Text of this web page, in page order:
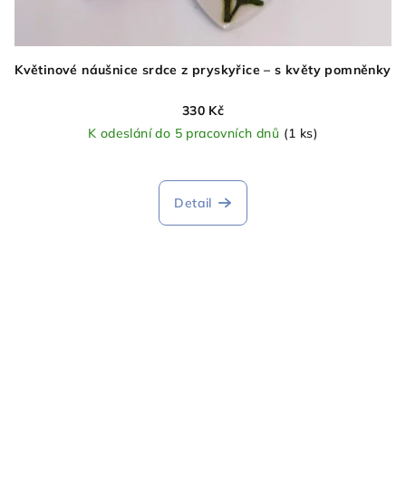
Květinové náušnice srdce z pryskyřice – s květy pomněnky
330 Kč
K odeslání do 5 pracovních dnů (1 ks)
Detail